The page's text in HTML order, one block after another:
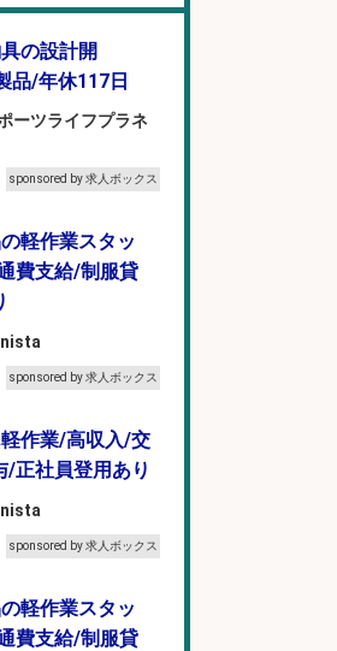
の設計開
品/年休117日
ーツライフプラネ
sponsored by 求人ボックス
軽作業スタッ
費支給/制服貸
sponsored by 求人ボックス
作業/高収入/交
正社員登用あり
sponsored by 求人ボックス
軽作業スタッ
費支給/制服貸